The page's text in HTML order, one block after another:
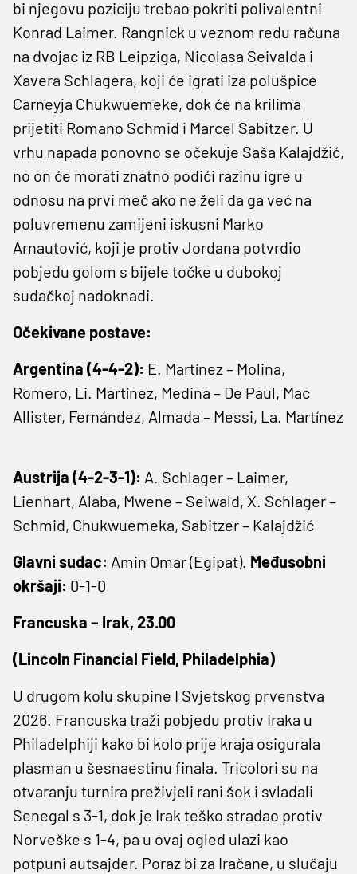
bi njegovu poziciju trebao pokriti polivalentni
Konrad Laimer. Rangnick u veznom redu računa
na dvojac iz RB Leipziga, Nicolasa Seivalda i
Xavera Schlagera, koji će igrati iza polušpice
Carneyja Chukwuemeke, dok će na krilima
prijetiti Romano Schmid i Marcel Sabitzer. U
vrhu napada ponovno se očekuje Saša Kalajdžić,
no on će morati znatno podići razinu igre u
odnosu na prvi meč ako ne želi da ga već na
poluvremenu zamijeni iskusni Marko
Arnautović, koji je protiv Jordana potvrdio
pobjedu golom s bijele točke u dubokoj
sudačkoj nadoknadi.
Očekivane postave:
Argentina (4-4-2): E. Martínez – Molina,
Romero, Li. Martínez, Medina – De Paul, Mac
Allister, Fernández, Almada – Messi, La. Martínez
Austrija (4-2-3-1): A. Schlager – Laimer,
Lienhart, Alaba, Mwene – Seiwald, X. Schlager –
Schmid, Chukwuemeka, Sabitzer – Kalajdžić
Glavni sudac: Amin Omar (Egipat). Međusobni
okršaji: 0-1-0
Francuska – Irak, 23.00
(Lincoln Financial Field, Philadelphia)
U drugom kolu skupine I Svjetskog prvenstva
2026. Francuska traži pobjedu protiv Iraka u
Philadelphiji kako bi kolo prije kraja osigurala
plasman u šesnaestinu finala. Tricolori su na
otvaranju turnira preživjeli rani šok i svladali
Senegal s 3-1, dok je Irak teško stradao protiv
Norveške s 1-4, pa u ovaj ogled ulazi kao
potpuni autsajder. Poraz bi za Iračane, u slučaju